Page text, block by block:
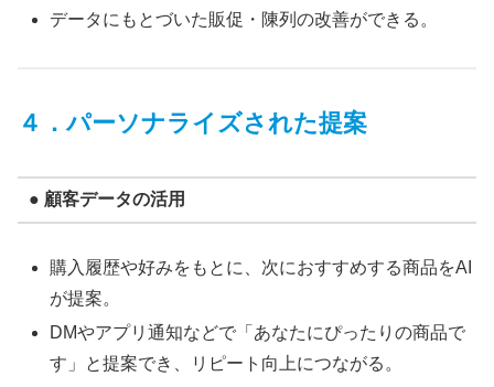
データにもとづいた販促・陳列の改善ができる。
４．パーソナライズされた提案
● 顧客データの活用
購入履歴や好みをもとに、次におすすめする商品をAI
が提案。
DMやアプリ通知などで「あなたにぴったりの商品で
す」と提案でき、リピート向上につながる。